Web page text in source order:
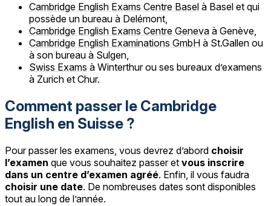
Cambridge English Exams Centre Basel à Basel et qui
possède un bureau à Delémont,
Cambridge English Exams Centre Geneva à Genève,
Cambridge English Examinations GmbH à St.Gallen ou
à son bureau à Sulgen,
Swiss Exams à Winterthur ou ses bureaux d’examens
à Zurich et Chur.
Comment passer le Cambridge
English en Suisse ?
Pour passer les examens, vous devrez d’abord choisir
l’examen que vous souhaitez passer et vous inscrire
dans un centre d’examen agréé. Enfin, il vous faudra
choisir une date. De nombreuses dates sont disponibles
tout au long de l’année.